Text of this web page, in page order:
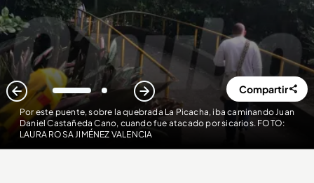
Por este puente, sobre la quebrada La Picacha, iba caminando Juan
Daniel Castañeda Cano, cuando fue atacado por sicarios. FOTO:
LAURA ROSA JIMÉNEZ VALENCIA
1 2 Compartir